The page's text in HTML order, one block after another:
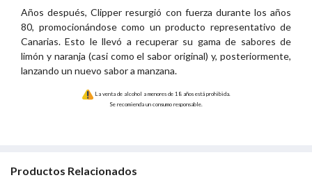
Años después, Clipper resurgió con fuerza durante los años
80, promocionándose como un producto representativo de
Canarias. Esto le llevó a recuperar su gama de sabores de
limón y naranja (casi como el sabor original) y, posteriormente,
lanzando un nuevo sabor a manzana.
La venta de alcohol a menores de 18 años está prohibida.
Se recomienda un consumo responsable.
Productos Relacionados